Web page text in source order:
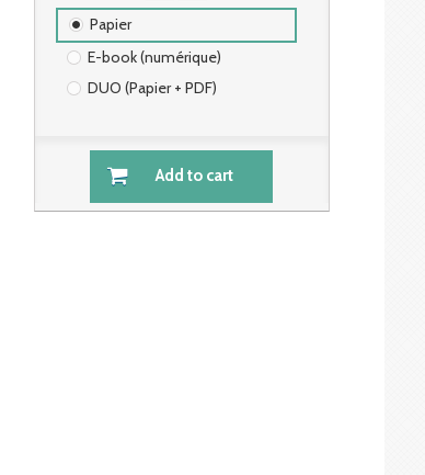
Papier
E-book (numérique)
DUO (Papier + PDF)
Add to cart